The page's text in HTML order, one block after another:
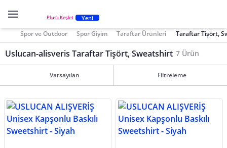
Plus'ı Keşfet Yeni
Spor ve Outdoor Spor Giyim Taraftar Ürünleri Taraftar Tişört,
Uslucan-alisveris Taraftar Tişört, Sweatshirt 7 Ürün
Varsayılan Filtreleme